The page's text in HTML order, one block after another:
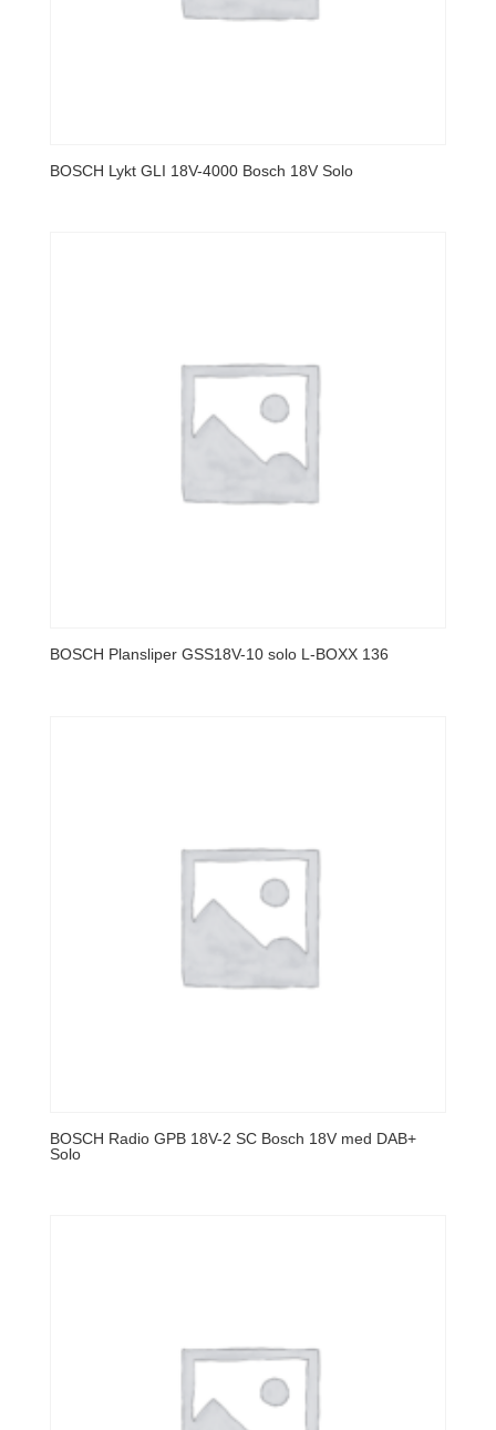
BOSCH Lykt GLI 18V-4000 Bosch 18V Solo
BOSCH Plansliper GSS18V-10 solo L-BOXX 136
BOSCH Radio GPB 18V-2 SC Bosch 18V med DAB+
Solo